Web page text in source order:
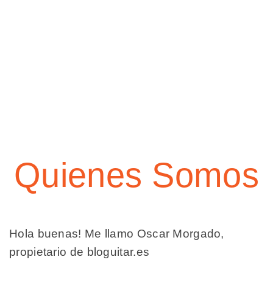
Quienes Somos
Hola buenas! Me llamo Oscar Morgado,
propietario de bloguitar.es